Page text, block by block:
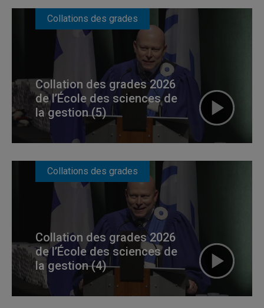
Collations des grades
Collation des grades 2026
de l’École des sciences de
la gestion (5)
Collations des grades
Collation des grades 2026
de l’École des sciences de
la gestion (4)